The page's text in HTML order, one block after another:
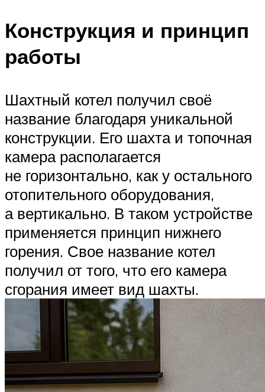
Конструкция и принцип
работы
Шахтный котел получил своё
название благодаря уникальной
конструкции. Его шахта и топочная
камера располагается
не горизонтально, как у остального
отопительного оборудования,
а вертикально. В таком устройстве
применяется принцип нижнего
горения. Свое название котел
получил от того, что его камера
сгорания имеет вид шахты.